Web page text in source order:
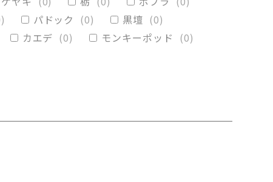
) パドック (0) 黒壇 (0)
カエデ (0) モンキーポッド (0)